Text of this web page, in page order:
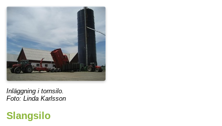
Inläggning i tornsilo.
Foto: Linda Karlsson
Slangsilo